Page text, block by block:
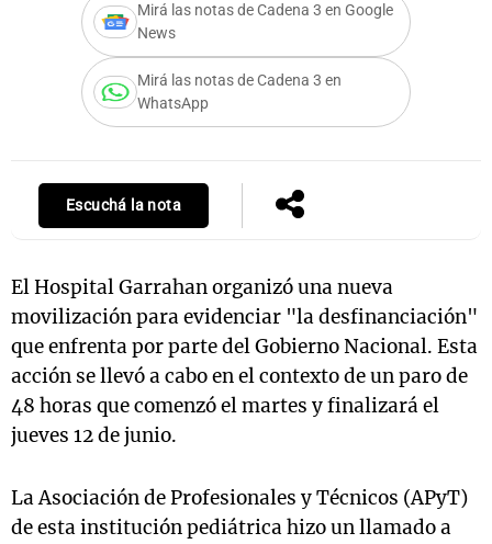
Mirá las notas de Cadena 3 en Google
News
Mirá las notas de Cadena 3 en
WhatsApp
Escuchá la nota
El Hospital Garrahan organizó una nueva
movilización para evidenciar "la desfinanciación"
que enfrenta por parte del Gobierno Nacional. Esta
acción se llevó a cabo en el contexto de un paro de
48 horas que comenzó el martes y finalizará el
jueves 12 de junio.
La Asociación de Profesionales y Técnicos (APyT)
de esta institución pediátrica hizo un llamado a
Notas